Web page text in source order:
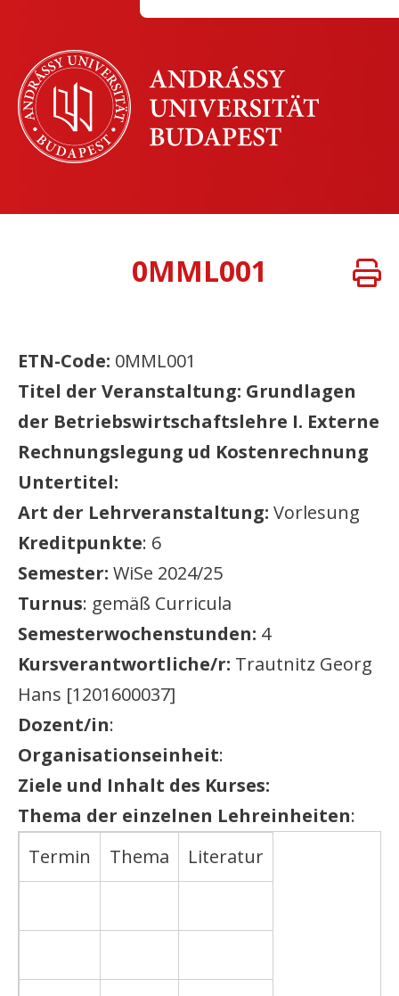
0MML001
ETN-Code: 0MML001
Titel der Veranstaltung: Grundlagen
der Betriebswirtschaftslehre I. Externe
Rechnungslegung ud Kostenrechnung
Untertitel:
Art der Lehrveranstaltung: Vorlesung
Kreditpunkte: 6
Semester: WiSe 2024/25
Turnus: gemäß Curricula
Semesterwochenstunden: 4
Kursverantwortliche/r: Trautnitz Georg
Hans [1201600037]
Dozent/in:
Organisationseinheit:
Ziele und Inhalt des Kurses:
Thema der einzelnen Lehreinheiten:
Termin
Thema Literatur